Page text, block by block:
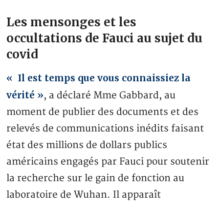
Les mensonges et les
occultations de Fauci au sujet du
covid
« ​ Il est temps que vous connaissiez la
vérité », a déclaré Mme Gabbard, au
moment de publier des documents et des
relevés de communications inédits faisant
état des millions de dollars publics
américains engagés par Fauci pour soutenir
la recherche sur le gain de fonction au
laboratoire de Wuhan. Il apparaît